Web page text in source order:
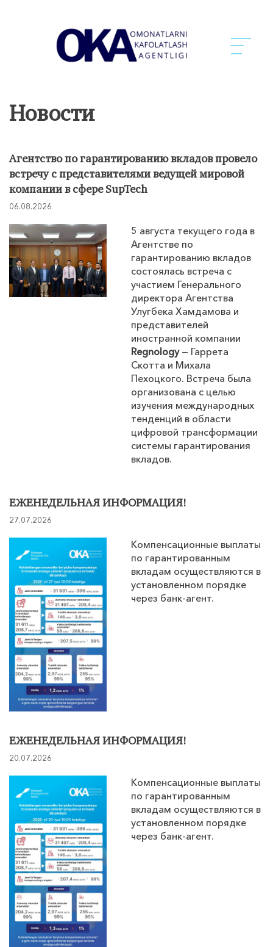
Новости
Агентство по гарантированию вкладов провело
встречу с представителями ведущей мировой
компании в сфере SupTech
06.08.2026
5 августа текущего года в
Агентстве по
гарантированию вкладов
состоялась встреча с
участием Генерального
директора Агентства
Улугбека Хамдамова и
представителей
иностранной компании
Regnology— Гаррета
Скотта и Михала
Пехоцкого. Встреча была
организована с целью
изучения международных
тенденций в области
цифровой трансформации
системы гарантирования
вкладов.
ЕЖЕНЕДЕЛЬНАЯ ИНФОРМАЦИЯ!
27.07.2026
Компенсационные выплаты
по гарантированным
вкладам осуществляются в
установленном порядке
через банк-агент.
ЕЖЕНЕДЕЛЬНАЯ ИНФОРМАЦИЯ!
20.07.2026
Компенсационные выплаты
по гарантированным
вкладам осуществляются в
установленном порядке
через банк-агент.